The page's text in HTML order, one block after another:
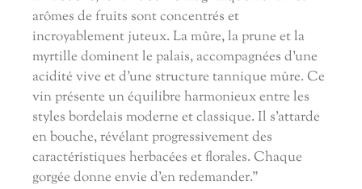
arômes de fruits sont concentrés et
incroyablement juteux. La mûre, la prune et la
myrtille dominent le palais, accompagnées d'une
acidité vive et d'une structure tannique mûre. Ce
vin présente un équilibre harmonieux entre les
styles bordelais moderne et classique. Il s'attarde
en bouche, révélant progressivement des
caractéristiques herbacées et florales. Chaque
gorgée donne envie d'en redemander."